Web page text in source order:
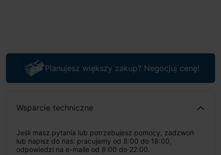
Planujesz większy zakup? Negocjuj cenę!
Wsparcie techniczne
Jeśli masz pytania lub potrzebujesz pomocy, zadzwoń
lub napisz do nas: pracujemy od 8:00 do 18:00,
odpowiedzi na e-maile od 8:00 do 22:00.